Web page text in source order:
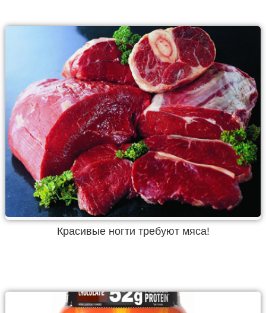
Красивые ногти требуют мяса!